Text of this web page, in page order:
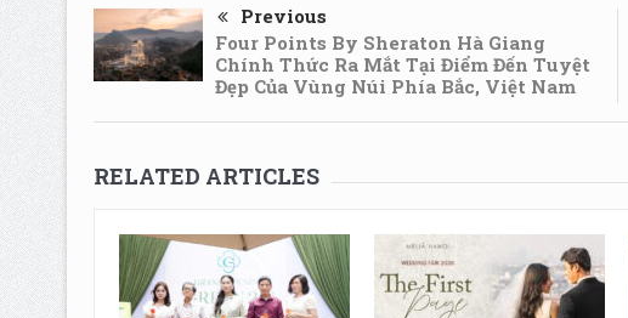
Previous
Four Points By Sheraton Hà Giang
Chính Thức Ra Mắt Tại Điểm Đến Tuyệt
Đẹp Của Vùng Núi Phía Bắc, Việt Nam
RELATED ARTICLES